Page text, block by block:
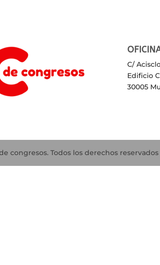
C/
Edificio
30005
congresos. Todos los derechos reservados